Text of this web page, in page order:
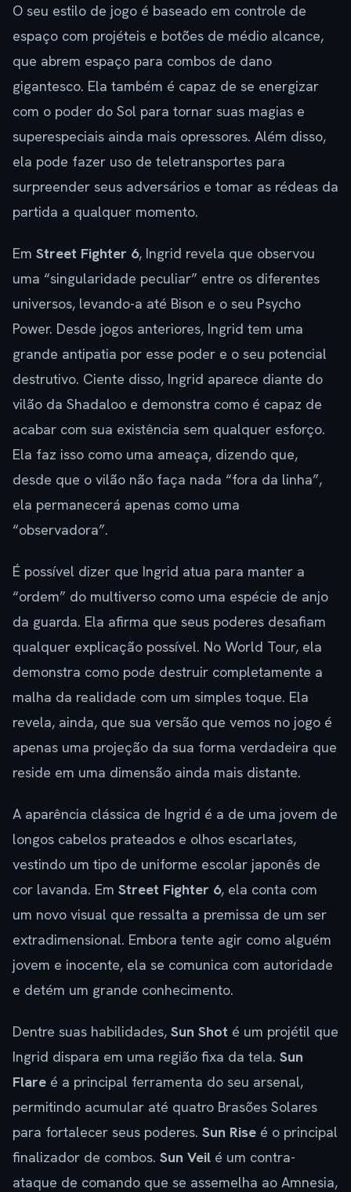
O seu estilo de jogo é baseado em controle de
espaço com projéteis e botões de médio alcance,
que abrem espaço para combos de dano
gigantesco. Ela também é capaz de se energizar
com o poder do Sol para tornar suas magias e
superespeciais ainda mais opressores. Além disso,
ela pode fazer uso de teletransportes para
surpreender seus adversários e tomar as rédeas da
partida a qualquer momento.
Em Street Fighter 6, Ingrid revela que observou
uma “singularidade peculiar” entre os diferentes
universos, levando-a até Bison e o seu Psycho
Power. Desde jogos anteriores, Ingrid tem uma
grande antipatia por esse poder e o seu potencial
destrutivo. Ciente disso, Ingrid aparece diante do
vilão da Shadaloo e demonstra como é capaz de
acabar com sua existência sem qualquer esforço.
Ela faz isso como uma ameaça, dizendo que,
desde que o vilão não faça nada “fora da linha”,
ela permanecerá apenas como uma
“observadora”.
É possível dizer que Ingrid atua para manter a
“ordem” do multiverso como uma espécie de anjo
da guarda. Ela afirma que seus poderes desafiam
qualquer explicação possível. No World Tour, ela
demonstra como pode destruir completamente a
malha da realidade com um simples toque. Ela
revela, ainda, que sua versão que vemos no jogo é
apenas uma projeção da sua forma verdadeira que
reside em uma dimensão ainda mais distante.
A aparência clássica de Ingrid é a de uma jovem de
longos cabelos prateados e olhos escarlates,
vestindo um tipo de uniforme escolar japonês de
cor lavanda. Em Street Fighter 6, ela conta com
um novo visual que ressalta a premissa de um ser
extradimensional. Embora tente agir como alguém
jovem e inocente, ela se comunica com autoridade
e detém um grande conhecimento.
Dentre suas habilidades, Sun Shot é um projétil que
Ingrid dispara em uma região fixa da tela. Sun
Flare é a principal ferramenta do seu arsenal,
permitindo acumular até quatro Brasões Solares
para fortalecer seus poderes. Sun Rise é o principal
finalizador de combos. Sun Veil é um contra-
ataque de comando que se assemelha ao Amnesia,